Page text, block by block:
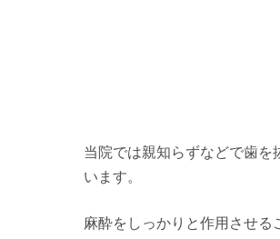
当院では親知らずなどで歯を
います。
麻酔をしっかりと作用させ